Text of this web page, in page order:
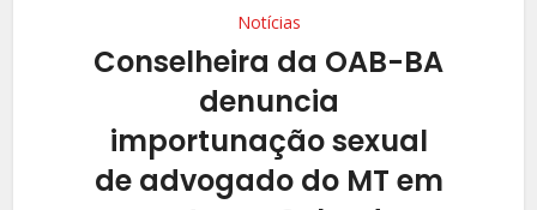
Notícias
Conselheira da OAB-BA
denuncia
importunação sexual
de advogado do MT em